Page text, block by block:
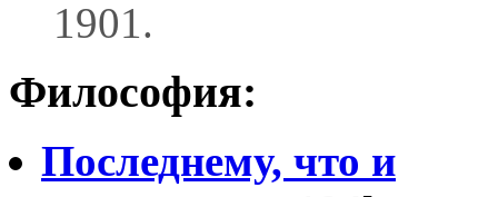
1901.
Философия:
Последнему, что и